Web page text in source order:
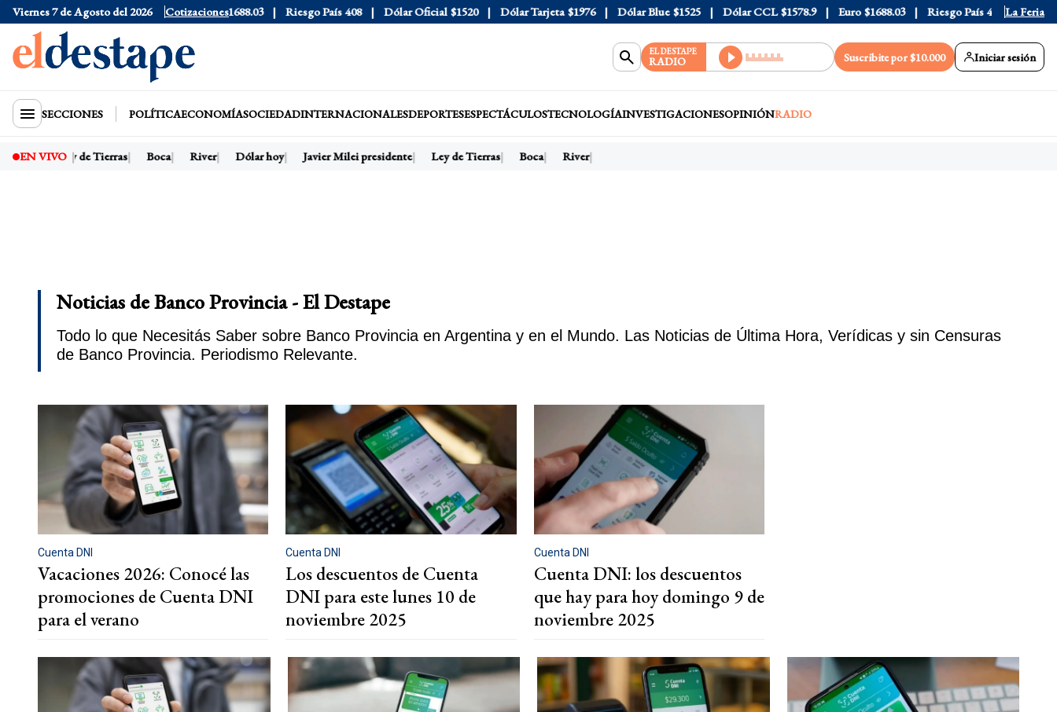
Viernes 7 de Agosto del 2026 Cotizaciones
Dólar CCL $1578.9 Euro $1688.03 Riesgo País 408 Dólar Oficial $1520 Dólar Tarjeta $1976 Dólar Blue $1525 Dólar CCL $1578.9 Euro $1688.03 Riesgo País 408 La Feria
EL DESTAPE
RADIO Suscribite por $10.000 Iniciar sesión
SECCIONES POLÍTICAECONOMÍASOCIEDADINTERNACIONALESDEPORTESESPECTÁCULOSTECNOLOGÍAINVESTIGACIONESOPINIÓNRADIO
EN VIVO
Ley de Tierras Boca River Dólar hoy Javier Milei presidente Ley de Tierras Boca River
Noticias de Banco Provincia - El Destape
Todo lo que Necesitás Saber sobre Banco Provincia en Argentina y en el Mundo. Las Noticias de Última Hora, Verídicas y sin Censuras
de Banco Provincia. Periodismo Relevante.
Cuenta DNI
Vacaciones 2026: Conocé las
promociones de Cuenta DNI
para el verano
Cuenta DNI
Los descuentos de Cuenta
DNI para este lunes 10 de
noviembre 2025
Cuenta DNI
Cuenta DNI: los descuentos
que hay para hoy domingo 9 de
noviembre 2025